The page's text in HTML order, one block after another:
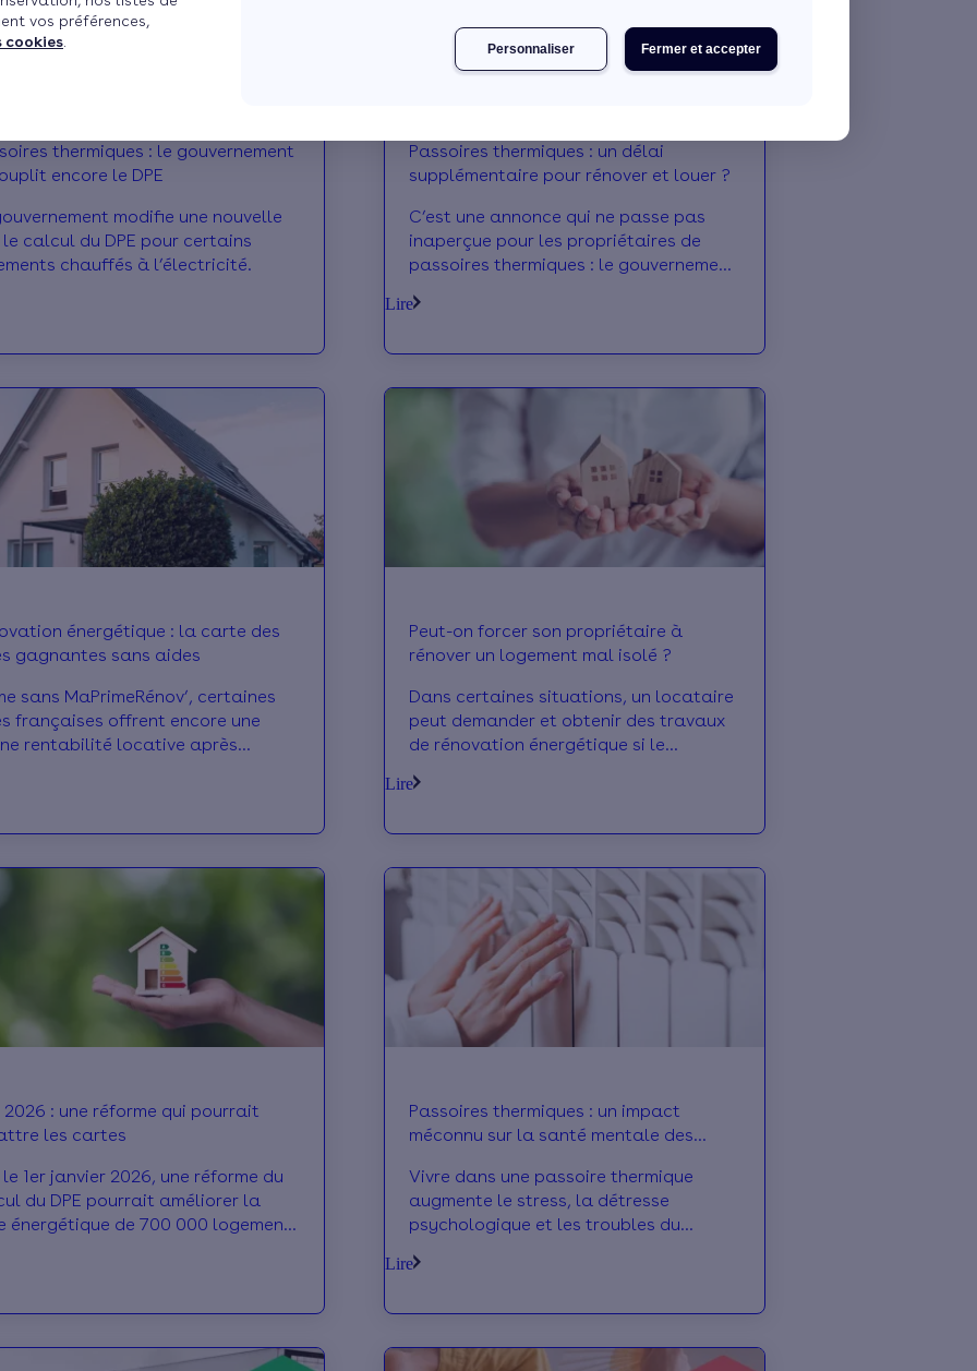
vos préférences,
cookies Fermer et accepter
Personnaliser
thermiques : le gouvernement
encore le DPE
modifie une nouvelle
calcul du DPE pour certains
chauffés à l’électricité.
Passoires thermiques : un délai
supplémentaire pour rénover et louer ?
C’est une annonce qui ne passe pas
inaperçue pour les propriétaires de
passoires thermiques : le gouvernement
logements, s’ils s’engagent à réaliser
Qu'est-ce que cela signifie
concrètement pour les propriétaires ?
Conditions, calendrier : on fait le point.
Lire
énergétique : la carte des
gagnantes sans aides
sans MaPrimeRénov’, certaines
françaises offrent encore une
rentabilité locative après
Peut-on forcer son propriétaire à
rénover un logement mal isolé ?
Dans certaines situations, un locataire
peut demander et obtenir des travaux
de rénovation énergétique si le
légales de décence.
Lire
2026 : une réforme qui pourrait
les cartes
le 1er janvier 2026, une réforme du
du DPE pourrait améliorer la
énergétique de 700 000 logements
Passoires thermiques : un impact
méconnu sur la santé mentale des
Vivre dans une passoire thermique
augmente le stress, la détresse
psychologique et les troubles du
du froid.
Lire